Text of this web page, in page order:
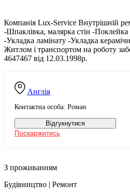
Англія
Контактна особа: Роман
Відгукнутися
Поскаржитись
Компанія Lux-Service Внутрішній
-Шпаклівка, малярка стін -Поклейка
-Укладка ламінату -Укладка
Житлом і транспортом на роботу
4647467 від 12.03.1998р.
З проживанням
Будівництво | Ремонт